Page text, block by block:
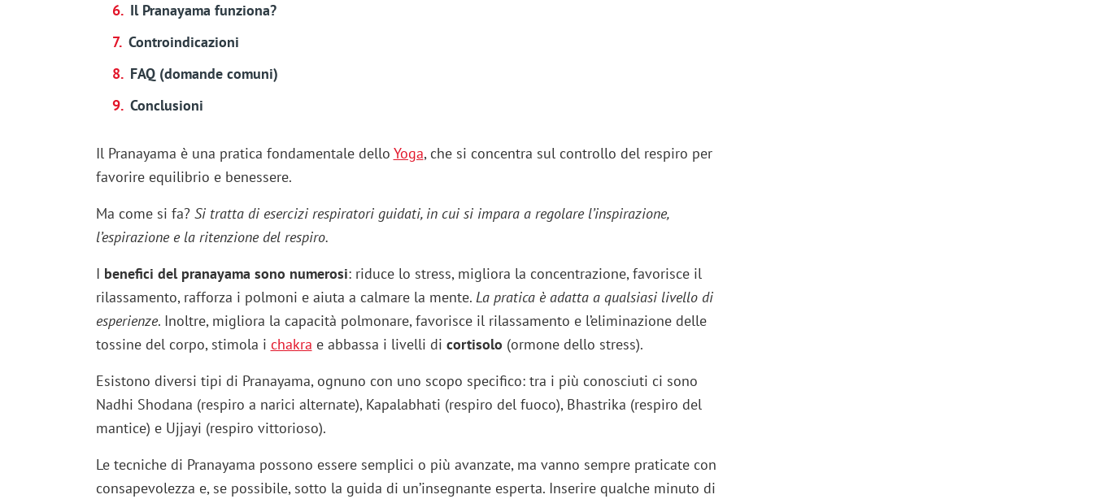
Il Pranayama funziona?
Controindicazioni
FAQ (domande comuni)
Conclusioni
Il Pranayama è una pratica fondamentale dello Yoga, che si concentra sul controllo del respiro per
favorire equilibrio e benessere.
Ma come si fa? Si tratta di esercizi respiratori guidati, in cui si impara a regolare l’inspirazione,
l’espirazione e la ritenzione del respiro.
I benefici del pranayama sono numerosi: riduce lo stress, migliora la concentrazione, favorisce il
rilassamento, rafforza i polmoni e aiuta a calmare la mente. La pratica è adatta a qualsiasi livello di
esperienze. Inoltre, migliora la capacità polmonare, favorisce il rilassamento e l’eliminazione delle
tossine del corpo, stimola i chakra e abbassa i livelli di cortisolo (ormone dello stress).
Esistono diversi tipi di Pranayama, ognuno con uno scopo specifico: tra i più conosciuti ci sono
Nadhi Shodana (respiro a narici alternate), Kapalabhati (respiro del fuoco), Bhastrika (respiro del
mantice) e Ujjayi (respiro vittorioso).
Le tecniche di Pranayama possono essere semplici o più avanzate, ma vanno sempre praticate con
consapevolezza e, se possibile, sotto la guida di un’insegnante esperta. Inserire qualche minuto di